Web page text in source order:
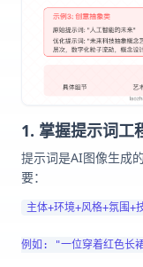
1. 掌握提示词工
提示词是AI图像生成
要：
主体+环境+风格+氛围+